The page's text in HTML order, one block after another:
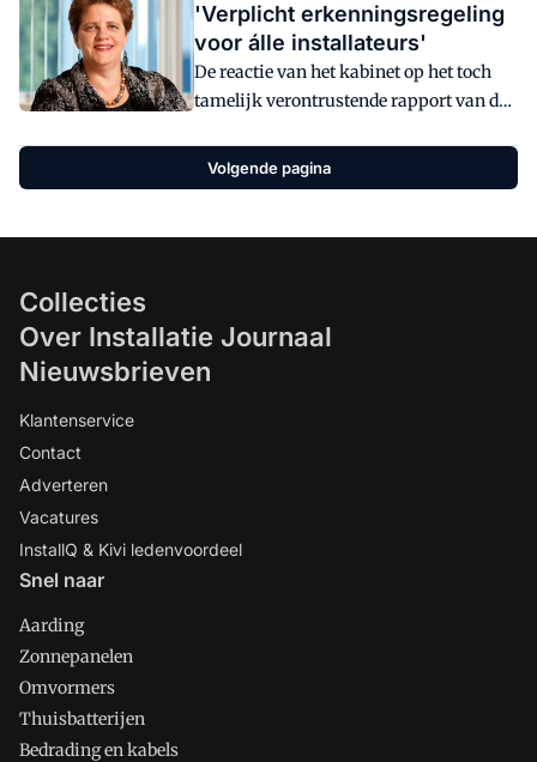
'Verplicht erkenningsregeling
voor álle installateurs'
De reactie van het kabinet op het toch
tamelijk verontrustende rapport van de
koolmonoxide heeft lang op zich laten
wachten. Gelukkig is ons geduld half
Schippers een brief naar de Tweede
uniforme erkenningsregeling voor
Uneto-Vni, de ondernemersorganisatie
Volgende pagina
Collecties
Over Installatie Journaal
Nieuwsbrieven
Klantenservice
Contact
Adverteren
Vacatures
InstallQ & Kivi ledenvoordeel
Snel naar
Aarding
Zonnepanelen
Omvormers
Thuisbatterijen
Bedrading en kabels